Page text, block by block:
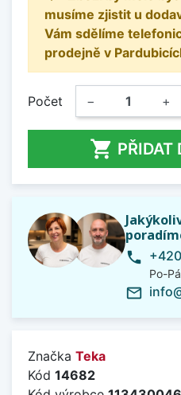
musíme zjistit u
Vám sdělíme
prodejně v
Počet − +
 PŘIDAT
phone
Po-
mail_outline
Značka Teka
Kód 14682